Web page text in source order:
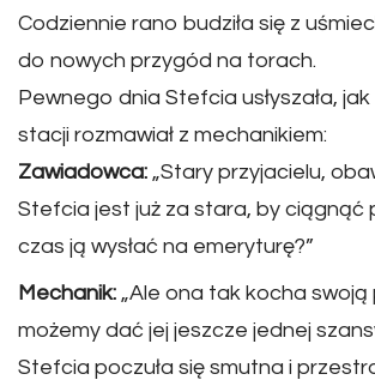
Codziennie rano budziła się z
do nowych przygód na torach.
Pewnego dnia Stefcia usłyszała,
stacji rozmawiał z mechanikiem:
Zawiadowca: „Stary przyjacielu,
Stefcia jest już za stara, by ciągnąć
czas ją wysłać na emeryturę?”
Mechanik: „Ale ona tak kocha swoją
możemy dać jej jeszcze jednej
Stefcia poczuła się smutna i